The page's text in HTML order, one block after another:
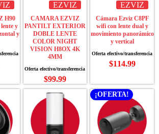
H90
y
y
EZVIZ
CAMARA EZVIZ
PANTILT EXTERIOR
DOBLE LENTE
COLOR NIGHT
VISION H8OX 4K
4MM
$99.99
EZVIZ
Cámara Ezviz C8PF
wifi con lente dual y
movimiento panorámico
y vertical
$114.99
¡OFERTA!